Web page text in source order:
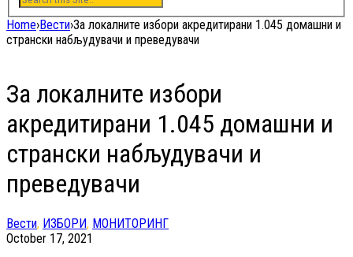
Home›Вести›За локалните избори акредитирани 1.045 домашни и
странски набљудувачи и преведувачи
За локалните избори
акредитирани 1.045 домашни и
странски набљудувачи и
преведувачи
Вести, ИЗБОРИ, МОНИТОРИНГ
October 17, 2021